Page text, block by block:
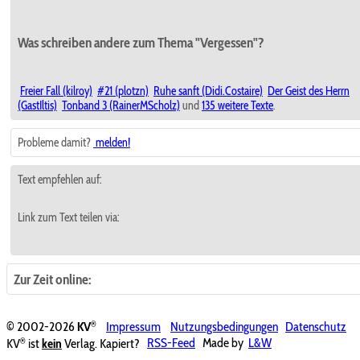
Was schreiben andere zum Thema "Vergessen"?
Freier Fall (kilroy) #21 (plotzn) Ruhe sanft (Didi.Costaire) Der Geist des Herrn
(GastIltis) Tonband 3 (RainerMScholz) und 135 weitere Texte.
Probleme damit? melden!
Text empfehlen auf:
Link zum Text teilen via:
Zur Zeit online:
© 2002-2026KV® Impressum Nutzungsbedingungen Datenschutz
KV® istkein Verlag. Kapiert? RSS-Feed Made by L&W